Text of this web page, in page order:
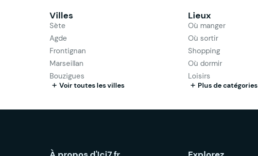
Villes
Sète
Agde
Frontignan
Marseillan
Bouzigues
Voir toutes les villes
Lieux
Où manger
Où sortir
Shopping
Où dormir
Loisirs
Plus de catégories